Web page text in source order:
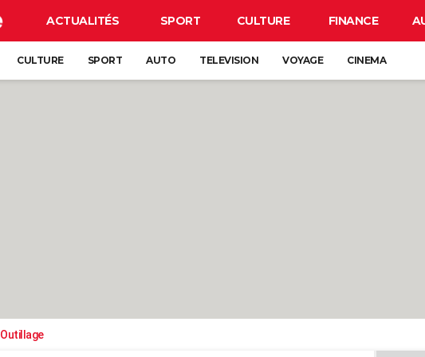
ACTUALITÉS SPORT CULTURE FINANCE
CULTURE SPORT AUTO TELEVISION VOYAGE CINEMA
Outillage